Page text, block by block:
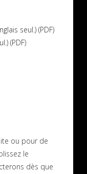
seul.) (PDF)
(PDF)
ou pour de
le
dès que